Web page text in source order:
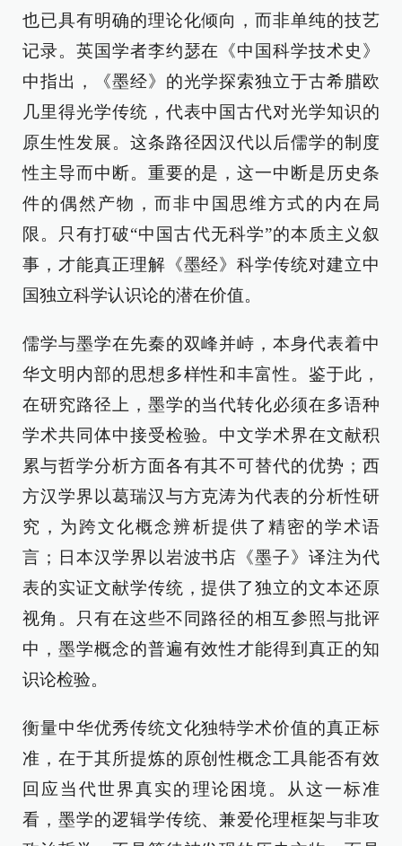
也已具有明确的理论化倾向，而非单纯的技艺
记录。英国学者李约瑟在《中国科学技术史》
中指出，《墨经》的光学探索独立于古希腊欧
几里得光学传统，代表中国古代对光学知识的
原生性发展。这条路径因汉代以后儒学的制度
性主导而中断。重要的是，这一中断是历史条
件的偶然产物，而非中国思维方式的内在局
限。只有打破“中国古代无科学”的本质主义叙
事，才能真正理解《墨经》科学传统对建立中
国独立科学认识论的潜在价值。
儒学与墨学在先秦的双峰并峙，本身代表着中
华文明内部的思想多样性和丰富性。鉴于此，
在研究路径上，墨学的当代转化必须在多语种
学术共同体中接受检验。中文学术界在文献积
累与哲学分析方面各有其不可替代的优势；西
方汉学界以葛瑞汉与方克涛为代表的分析性研
究，为跨文化概念辨析提供了精密的学术语
言；日本汉学界以岩波书店《墨子》译注为代
表的实证文献学传统，提供了独立的文本还原
视角。只有在这些不同路径的相互参照与批评
中，墨学概念的普遍有效性才能得到真正的知
识论检验。
衡量中华优秀传统文化独特学术价值的真正标
准，在于其所提炼的原创性概念工具能否有效
回应当代世界真实的理论困境。从这一标准
看，墨学的逻辑学传统、兼爱伦理框架与非攻